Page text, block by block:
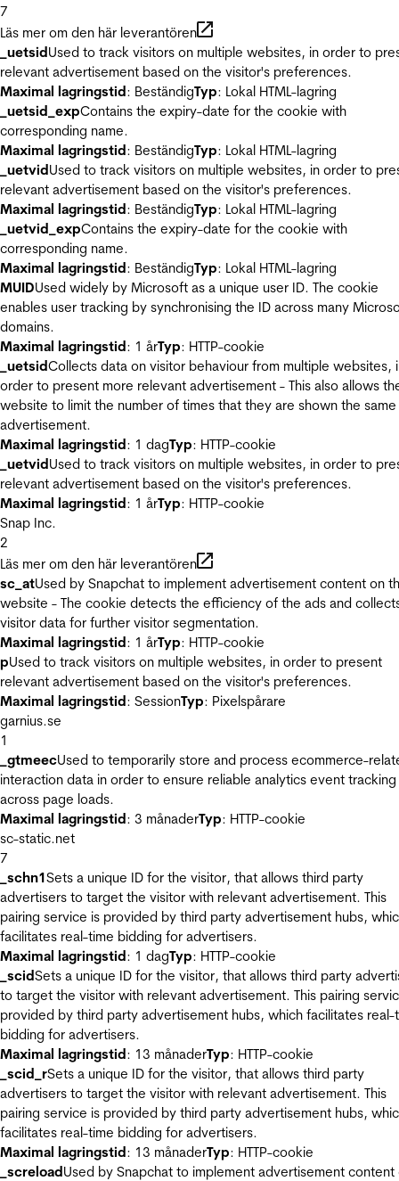
7
Läs mer om den här leverantören
_uetsidUsed to track visitors on multiple websites, in order to
relevant advertisement based on the visitor's preferences.
Maximal lagringstid: BeständigTyp: Lokal HTML-lagring
_uetsid_expContains the expiry-date for the cookie with
corresponding name.
Maximal lagringstid: BeständigTyp: Lokal HTML-lagring
_uetvidUsed to track visitors on multiple websites, in order to
relevant advertisement based on the visitor's preferences.
Maximal lagringstid: BeständigTyp: Lokal HTML-lagring
_uetvid_expContains the expiry-date for the cookie with
corresponding name.
Maximal lagringstid: BeständigTyp: Lokal HTML-lagring
MUIDUsed widely by Microsoft as a unique user ID. The cookie
enables user tracking by synchronising the ID across many
domains.
Maximal lagringstid: 1 årTyp: HTTP-cookie
_uetsidCollects data on visitor behaviour from multiple websites,
order to present more relevant advertisement - This also allows
website to limit the number of times that they are shown the same
advertisement.
Maximal lagringstid: 1 dagTyp: HTTP-cookie
_uetvidUsed to track visitors on multiple websites, in order to
relevant advertisement based on the visitor's preferences.
Maximal lagringstid: 1 årTyp: HTTP-cookie
Snap Inc.
2
Läs mer om den här leverantören
sc_atUsed by Snapchat to implement advertisement content on
website - The cookie detects the efficiency of the ads and
visitor data for further visitor segmentation.
Maximal lagringstid: 1 årTyp: HTTP-cookie
pUsed to track visitors on multiple websites, in order to present
relevant advertisement based on the visitor's preferences.
Maximal lagringstid: SessionTyp: Pixelspårare
garnius.se
1
_gtmeecUsed to temporarily store and process ecommerce-
interaction data in order to ensure reliable analytics event tracking
across page loads.
Maximal lagringstid: 3 månaderTyp: HTTP-cookie
sc-static.net
7
_schn1Sets a unique ID for the visitor, that allows third party
advertisers to target the visitor with relevant advertisement. This
pairing service is provided by third party advertisement hubs,
facilitates real-time bidding for advertisers.
Maximal lagringstid: 1 dagTyp: HTTP-cookie
_scidSets a unique ID for the visitor, that allows third party
to target the visitor with relevant advertisement. This pairing
provided by third party advertisement hubs, which facilitates real-
bidding for advertisers.
Maximal lagringstid: 13 månaderTyp: HTTP-cookie
_scid_rSets a unique ID for the visitor, that allows third party
advertisers to target the visitor with relevant advertisement. This
pairing service is provided by third party advertisement hubs,
facilitates real-time bidding for advertisers.
Maximal lagringstid: 13 månaderTyp: HTTP-cookie
_screloadUsed by Snapchat to implement advertisement content